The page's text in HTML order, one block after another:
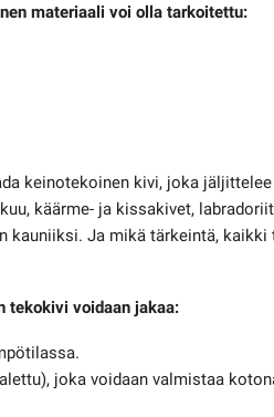
materiaali voi olla tarkoitettu:
keinotekoinen kivi, joka
käärme- ja kissakivet,
kauniiksi. Ja mikä tärkeintä, kaikki
tekokivi voidaan jakaa:
joka voidaan valmistaa